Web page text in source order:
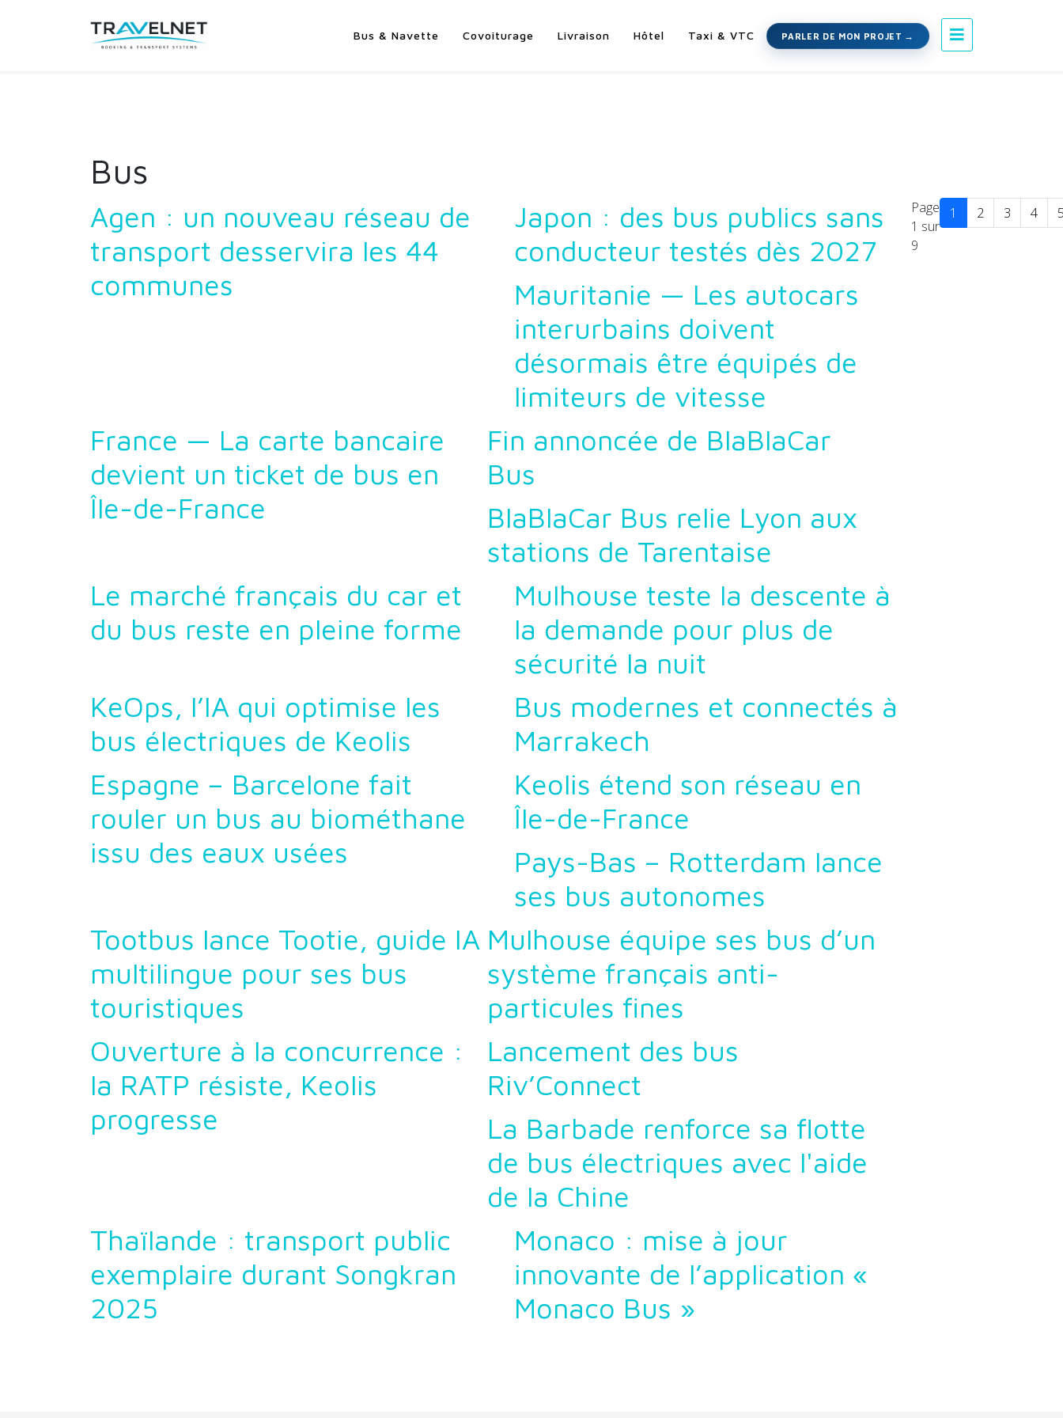
Bus & Navette Covoiturage Livraison Hôtel Taxi & VTC PARLER DE MON PROJET
Bus
Agen : un nouveau réseau de
transport desservira les 44
communes
Japon : des bus publics sans
conducteur testés dès 2027
Mauritanie — Les autocars
interurbains doivent
désormais être équipés de
limiteurs de vitesse
France — La carte bancaire
devient un ticket de bus en
Île-de-France
Fin annoncée de BlaBlaCar
Bus
BlaBlaCar Bus relie Lyon aux
stations de Tarentaise
Le marché français du car et
du bus reste en pleine forme
Mulhouse teste la descente à
la demande pour plus de
sécurité la nuit
KeOps, l’IA qui optimise les
bus électriques de Keolis
Bus modernes et connectés à
Marrakech
Espagne – Barcelone fait
rouler un bus au biométhane
issu des eaux usées
Keolis étend son réseau en
Île-de-France
Pays-Bas – Rotterdam lance
ses bus autonomes
Tootbus lance Tootie, guide IA
multilingue pour ses bus
touristiques
Mulhouse équipe ses bus d’un
système français anti-
particules fines
Ouverture à la concurrence :
la RATP résiste, Keolis
progresse
Lancement des bus
Riv’Connect
La Barbade renforce sa flotte
de bus électriques avec l'aide
de la Chine
Thaïlande : transport public
exemplaire durant Songkran
2025
Monaco : mise à jour
innovante de l’application «
Monaco Bus »
Page
1 sur
9
1 2 3 4